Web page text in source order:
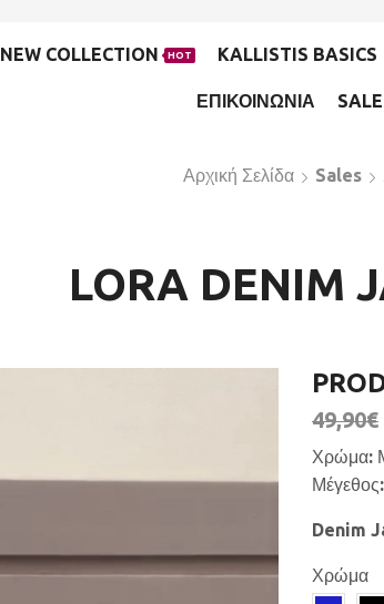
NEW COLLECTION HOT KALLISTIS BASICS
ΕΠΙΚΟΙΝΩΝΙΑ
Αρχική Σελίδα Sales
LORA DENIM
49,90€
Χρώμα:
Denim
Χρώμα